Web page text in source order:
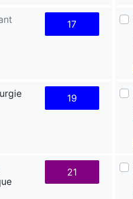
17
19
21